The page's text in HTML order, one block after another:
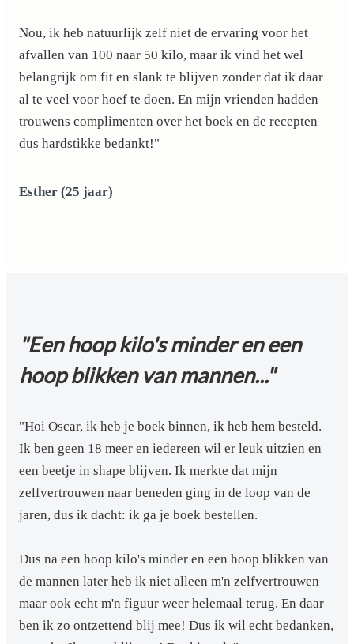
Nou, ik heb natuurlijk zelf niet de ervaring voor het
afvallen van 100 naar 50 kilo, maar ik vind het wel
belangrijk om fit en slank te blijven zonder dat ik daar
al te veel voor hoef te doen. En mijn vrienden hadden
trouwens complimenten over het boek en de recepten
dus hardstikke bedankt!"
Esther (25 jaar)
"Een hoop kilo's minder en een
hoop blikken van mannen..."
"Hoi Oscar, ik heb je boek binnen, ik heb hem besteld.
Ik ben geen 18 meer en iedereen wil er leuk uitzien en
een beetje in shape blijven. Ik merkte dat mijn
zelfvertrouwen naar beneden ging in de loop van de
jaren, dus ik dacht: ik ga je boek bestellen.
Dus na een hoop kilo's minder en een hoop blikken van
de mannen later heb ik niet alleen m'n zelfvertrouwen
maar ook echt m'n figuur weer helemaal terug. En daar
ben ik zo ontzettend blij mee! Dus ik wil echt bedanken,